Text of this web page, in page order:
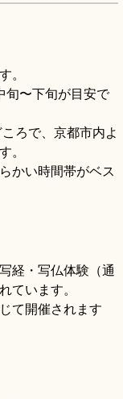
。
旬〜下旬が目安で
ろで、京都市内よ
。
かい時間帯がベス
経・写仏体験（通
ています。
て開催されます